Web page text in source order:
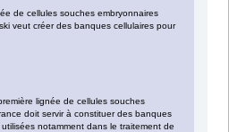
de cellules souches embryonnaires
veut créer des banques cellulaires pour
lignée de cellules souches
doit servir à constituer des banques
notamment dans le traitement de